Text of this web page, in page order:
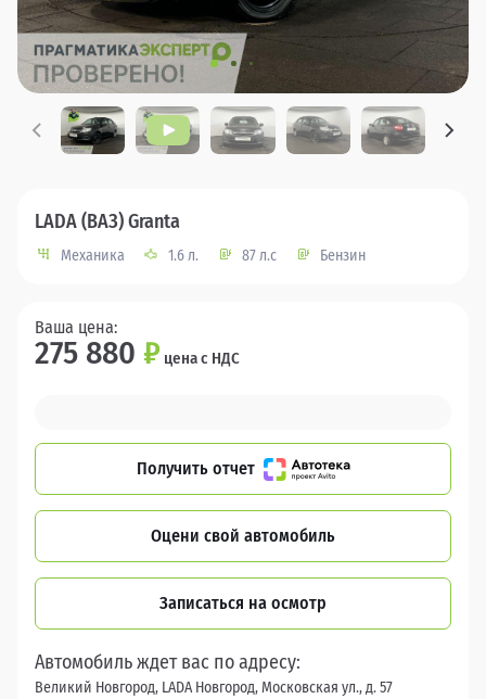
LADA (ВАЗ) Granta
Механика 1.6 л. 87 л.с Бензин
Ваша цена:
275 880 ₽ цена с НДС
Получить отчет
Оцени свой автомобиль
Записаться на осмотр
Автомобиль ждет вас по адресу:
Великий Новгород, LADA Новгород, Московская ул., д. 57